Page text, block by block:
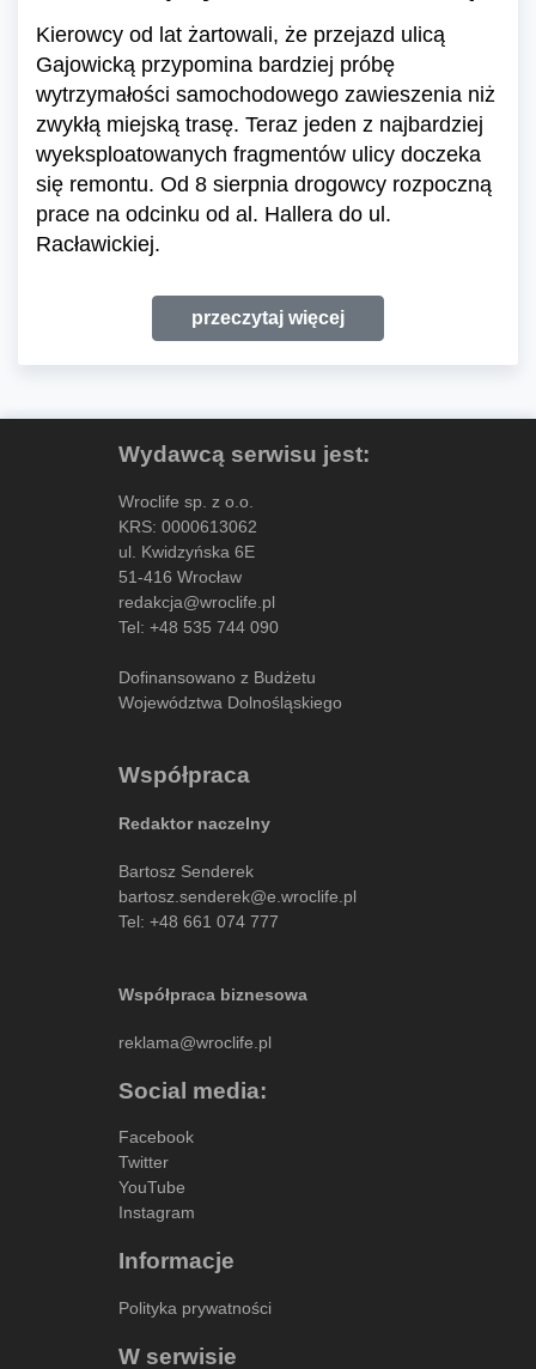
Kierowcy od lat żartowali, że przejazd ulicą
Gajowicką przypomina bardziej próbę
wytrzymałości samochodowego zawieszenia niż
zwykłą miejską trasę. Teraz jeden z najbardziej
wyeksploatowanych fragmentów ulicy doczeka
się remontu. Od 8 sierpnia drogowcy rozpoczną
prace na odcinku od al. Hallera do ul.
Racławickiej.
przeczytaj więcej
Wydawcą serwisu jest:
Wroclife sp. z o.o.
KRS: 0000613062
ul. Kwidzyńska 6E
51-416 Wrocław
redakcja@wroclife.pl
Tel: +48 535 744 090
Dofinansowano z Budżetu
Województwa Dolnośląskiego
Współpraca
Redaktor naczelny
Bartosz Senderek
bartosz.senderek@e.wroclife.pl
Tel: +48 661 074 777
Współpraca biznesowa
reklama@wroclife.pl
Social media:
Facebook
Twitter
YouTube
Instagram
Informacje
Polityka prywatności
W serwisie